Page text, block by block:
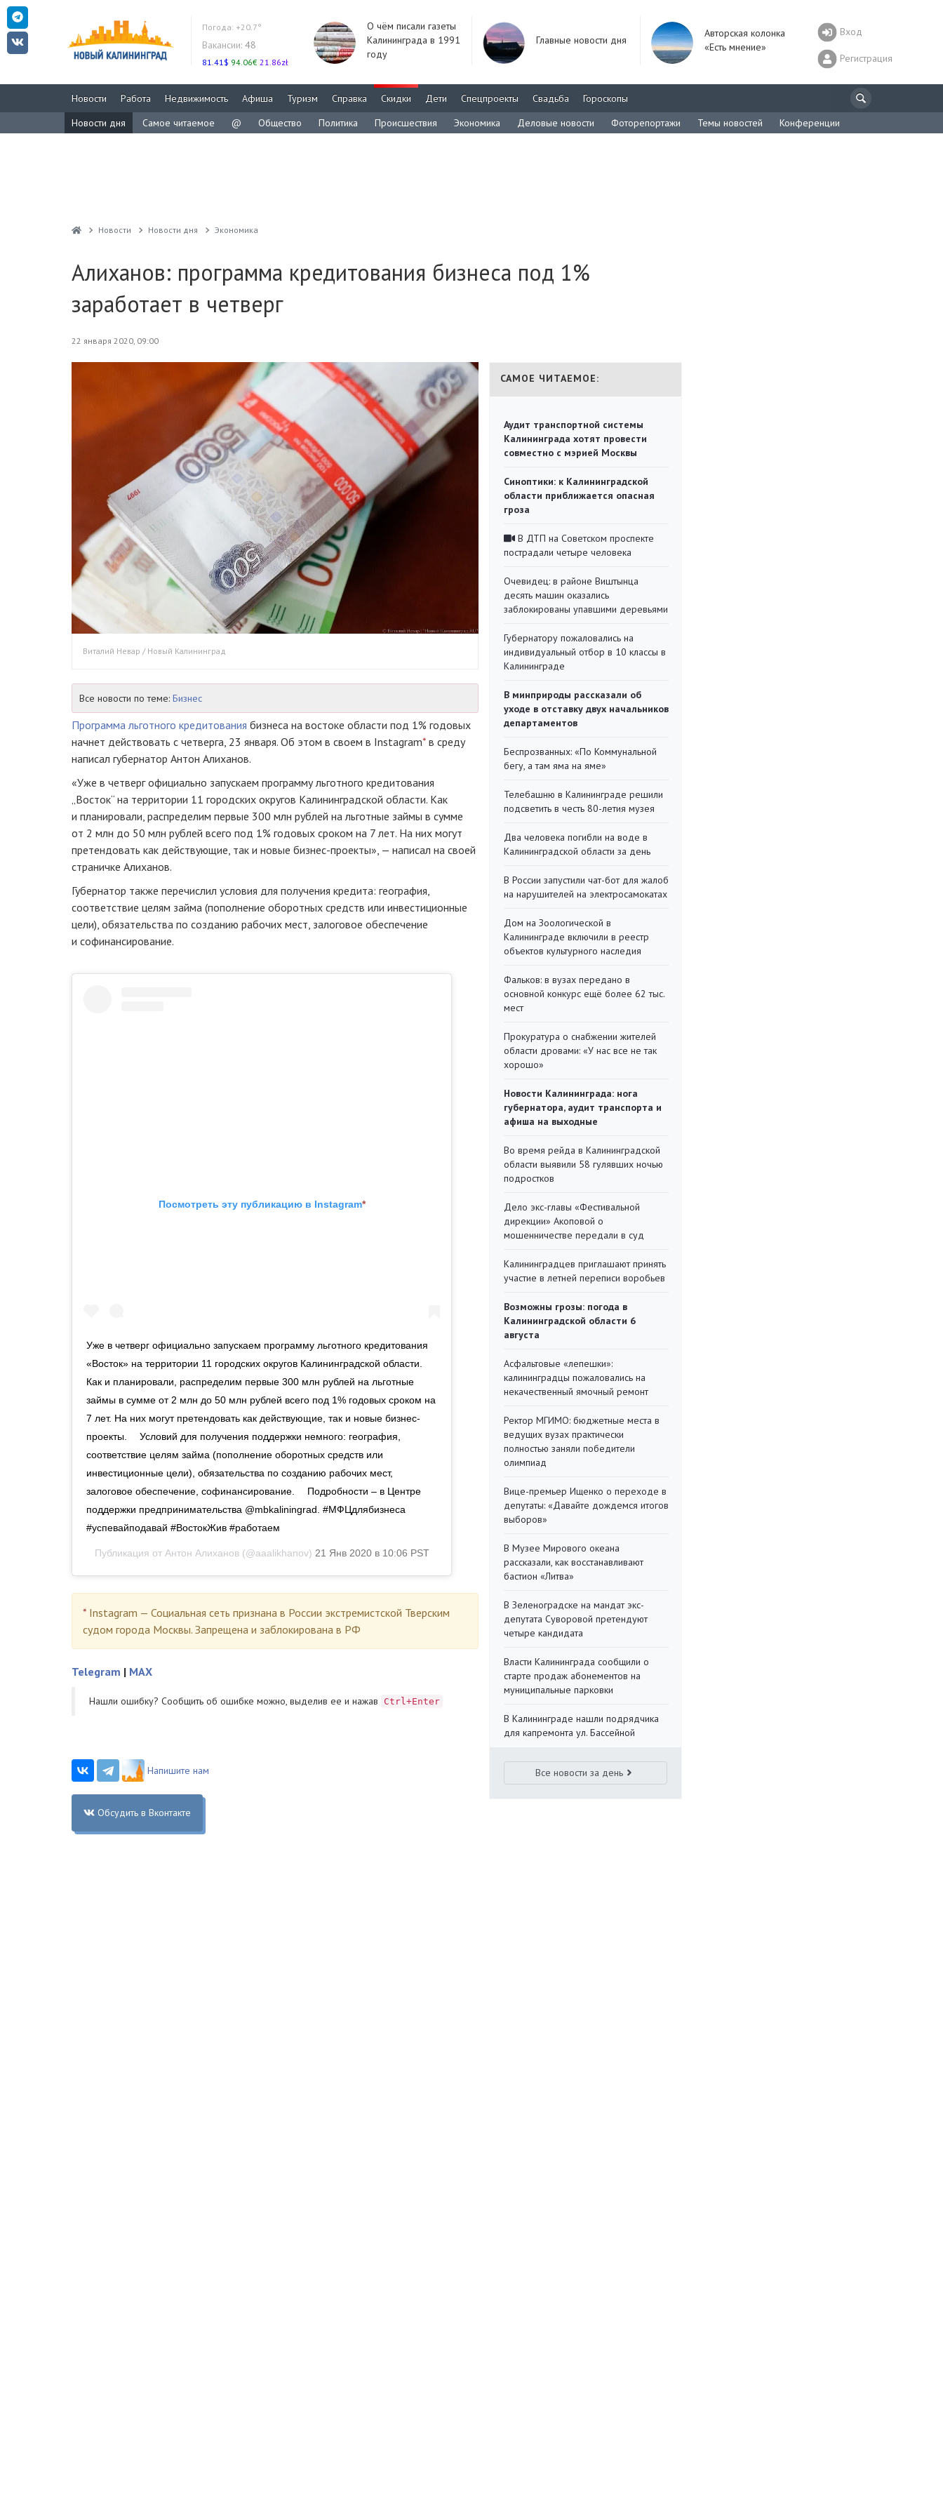
Погода: +20.7°
Вакансии: 48
81.41$ 94.06€ 21.86zł
О чём писали газеты
Калининграда в 1991
году
Главные новости дня
Авторская колонка
«Есть мнение»
Вход
Регистрация
Новости Работа Недвижимость Афиша Туризм Справка Скидки Дети Спецпроекты Свадьба
Гороскопы
Новости дня
Самое читаемое @ Общество Политика Происшествия Экономика Деловые новости Фоторепортажи Темы новостей Конференции
Новости Новости дня Экономика
Алиханов: программа кредитования бизнеса под 1%
заработает в четверг
22 января 2020, 09:00
Виталий Невар / Новый Калининград
Все новости по теме: Бизнес
Программа льготного кредитования бизнеса на востоке области под 1% годовых
начнет действовать с четверга, 23 января. Об этом в своем в Instagram* в среду
написал губернатор Антон Алиханов.
«Уже в четверг официально запускаем программу льготного кредитования
„Восток“ на территории 11 городских округов Калининградской области. Как
и планировали, распределим первые 300 млн рублей на льготные займы в сумме
от 2 млн до 50 млн рублей всего под 1% годовых сроком на 7 лет. На них могут
претендовать как действующие, так и новые бизнес-проекты», — написал на своей
страничке Алиханов.
Губернатор также перечислил условия для получения кредита: география,
соответствие целям займа (пополнение оборотных средств или инвестиционные
цели), обязательства по созданию рабочих мест, залоговое обеспечение
и софинансирование.
Посмотреть эту публикацию в Instagram*
Уже в четверг официально запускаем программу льготного кредитования
«Восток» на территории 11 городских округов Калининградской области.
Как и планировали, распределим первые 300 млн рублей на льготные
займы в сумме от 2 млн до 50 млн рублей всего под 1% годовых сроком на
7 лет. На них могут претендовать как действующие, так и новые бизнес-
проекты. ⠀ Условий для получения поддержки немного: география,
соответствие целям займа (пополнение оборотных средств или
инвестиционные цели), обязательства по созданию рабочих мест,
залоговое обеспечение, софинансирование. ⠀ Подробности – в Центре
поддержки предпринимательства @mbkaliningrad. #МФЦдлябизнеса
#успевайподавай #ВостокЖив #работаем
Публикация от Антон Алиханов(@aaalikhanov) 21 Янв 2020 в 10:06 PST
* Instagram — Социальная сеть признана в России экстремистской Тверским
судом города Москвы. Запрещена и заблокирована в РФ
Telegram | MAX
Нашли ошибку? Cообщить об ошибке можно, выделив ее и нажав Ctrl+Enter
Напишите нам
Обсудить в Вконтакте
САМОЕ ЧИТАЕМОЕ:
Аудит транспортной системы
Калининграда хотят провести
совместно с мэрией Москвы
Синоптики: к Калининградской
области приближается опасная
гроза
В ДТП на Советском проспекте
пострадали четыре человека
Очевидец: в районе Виштынца
десять машин оказались
заблокированы упавшими деревьями
Губернатору пожаловались на
индивидуальный отбор в 10 классы в
Калининграде
В минприроды рассказали об
уходе в отставку двух начальников
департаментов
Беспрозванных: «По Коммунальной
бегу, а там яма на яме»
Телебашню в Калининграде решили
подсветить в честь 80-летия музея
Два человека погибли на воде в
Калининградской области за день
В России запустили чат-бот для жалоб
на нарушителей на электросамокатах
Дом на Зоологической в
Калининграде включили в реестр
объектов культурного наследия
Фальков: в вузах передано в
основной конкурс ещё более 62 тыс.
мест
Прокуратура о снабжении жителей
области дровами: «У нас все не так
хорошо»
Новости Калининграда: нога
губернатора, аудит транспорта и
афиша на выходные
Во время рейда в Калининградской
области выявили 58 гулявших ночью
подростков
Дело экс-главы «Фестивальной
дирекции» Акоповой о
мошенничестве передали в суд
Калининградцев приглашают принять
участие в летней переписи воробьев
Возможны грозы: погода в
Калининградской области 6
августа
Асфальтовые «лепешки»:
калининградцы пожаловались на
некачественный ямочный ремонт
Ректор МГИМО: бюджетные места в
ведущих вузах практически
полностью заняли победители
олимпиад
Вице-премьер Ищенко о переходе в
депутаты: «Давайте дождемся итогов
выборов»
В Музее Мирового океана
рассказали, как восстанавливают
бастион «Литва»
В Зеленоградске на мандат экс-
депутата Суворовой претендуют
четыре кандидата
Власти Калининграда сообщили о
старте продаж абонементов на
муниципальные парковки
В Калининграде нашли подрядчика
для капремонта ул. Бассейной
Все новости за день